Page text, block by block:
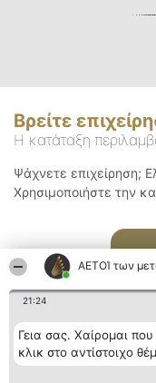
ΑΕΤΟΊ των
21:24
Γεια σας. Χαίρομαι
κλικ στο αντίστοιχο
Βρείτε
Η κατάταξη
Ψάχνετε επιχείρηση;
Χρησιμοποιήστε την